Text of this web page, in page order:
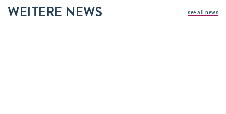
WEITERE NEWS see all news